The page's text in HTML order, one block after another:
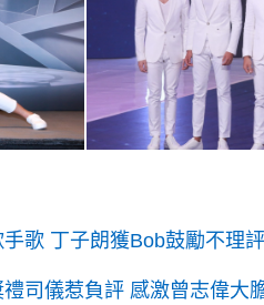
歌 丁子朗獲Bob鼓勵不理
司儀惹負評 感激曾志偉大